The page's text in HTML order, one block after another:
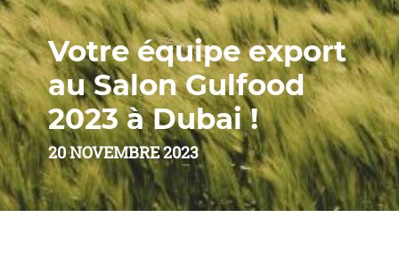
Votre équipe export
au Salon Gulfood
2023 à Dubai !
20 NOVEMBRE 2023